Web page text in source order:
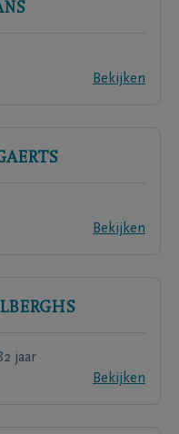
Bekijken
Bekijken
jaar
Bekijken